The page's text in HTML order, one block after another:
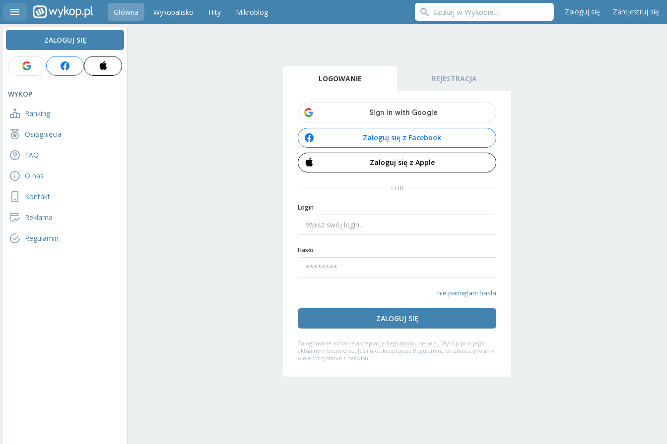
Główna Wykopalisko Hity Mikroblog Zaloguj się Zarejestruj się
ZALOGUJ SIĘ
WYKOP
Ranking
Osiągnięcia
FAQ
O nas
Kontakt
Reklama
Regulamin
LOGOWANIE REJESTRACJA
Zaloguj się z Facebook
Zaloguj się z Apple
LUB
Login
Hasło
nie pamiętam hasła
ZALOGUJ SIĘ
Zalogowanie oznacza akceptację Regulaminu serwisu Wykop.pl w jego
aktualnym brzmieniu. Jeśli nie akceptujesz Regulaminu w całości, prosimy
o niekorzystanie z serwisu.